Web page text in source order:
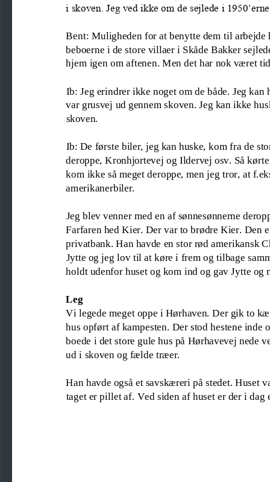
i skoven. Jeg ved ikke om de sejlede i 1950’erne
Bent: Muligheden for at benytte dem til
beboerne i de store villaer i Skåde Bakker
hjem igen om aftenen. Men det har nok været
Ib: Jeg erindrer ikke noget om de både. Jeg
var grusvej ud gennem skoven. Jeg kan ikke
skoven.
Ib: De første biler, jeg kan huske, kom fra de
deroppe, Kronhjortevej og Ildervej osv. Så
kom ikke så meget deroppe, men jeg tror, at
amerikanerbiler.
Jeg blev venner med en af sønnesønnerne
Farfaren hed Kier. Der var to brødre Kier. Den
privatbank. Han havde en stor rød amerikansk
Jytte og jeg lov til at køre i frem og tilbage
holdt udenfor huset og kom ind og gav Jytte og
Leg
Vi legede meget oppe i Hørhaven. Der gik to
hus opført af kampesten. Der stod hestene
boede i det store gule hus på Hørhavevej nede
ud i skoven og fælde træer.
Han havde også et savskæreri på stedet. Huset
taget er pillet af. Ved siden af huset er der i dag